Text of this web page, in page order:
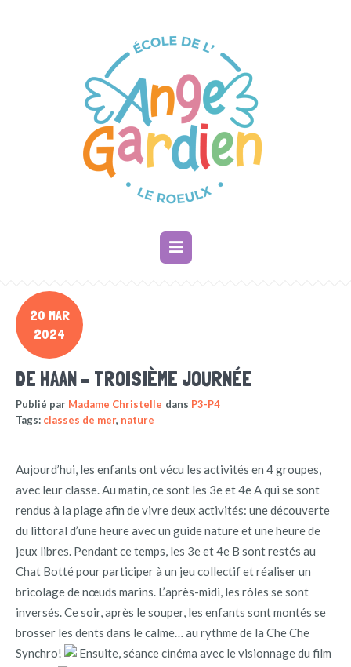
20 MAR
2024
DE HAAN – TROISIÈME JOURNÉE
Publié par Madame Christelle dans P3-P4
Tags: classes de mer, nature
Aujourd’hui, les enfants ont vécu les activités en 4 groupes,
avec leur classe. Au matin, ce sont les 3e et 4e A qui se sont
rendus à la plage afin de vivre deux activités: une découverte
du littoral d’une heure avec un guide nature et une heure de
jeux libres. Pendant ce temps, les 3e et 4e B sont restés au
Chat Botté pour participer à un jeu collectif et réaliser un
bricolage de nœuds marins. L’après-midi, les rôles se sont
inversés. Ce soir, après le souper, les enfants sont montés se
brosser les dents dans le calme… au rythme de la Che Che
Synchro!
Ensuite, séance cinéma avec le visionnage du film